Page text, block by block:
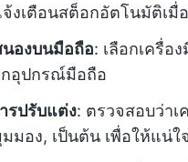
งเตือนสต็อกอัตโนมัติเ
องบนมือถือ: เลือกเครื่
กอุปกรณ์มือถือ
รปรับแต่ง: ตรวจสอบว่า
มอง, เป็นต้น เพื่อให้แน่